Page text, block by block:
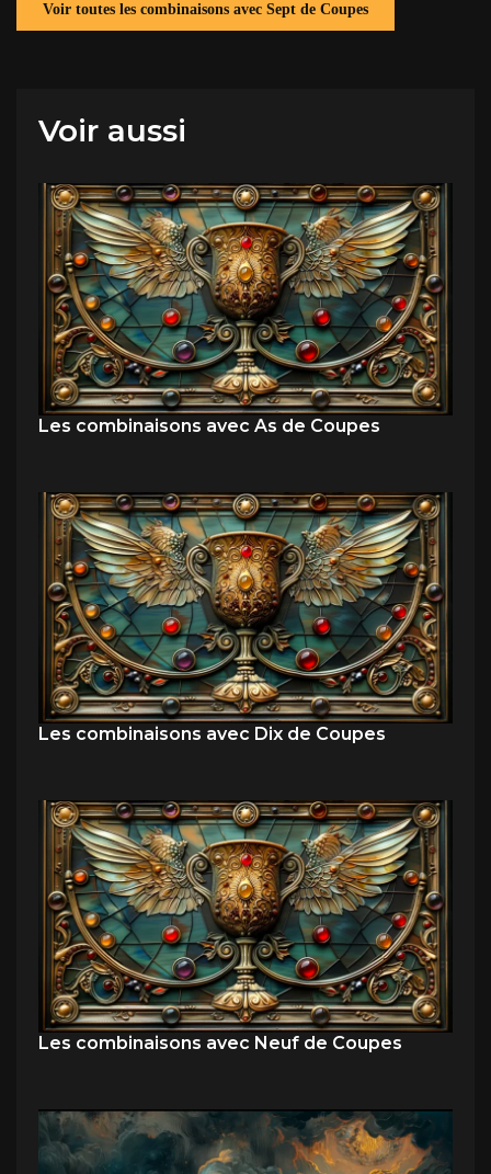
Voir toutes les combinaisons avec Sept de Coupes
Voir aussi
Les combinaisons avec As de Coupes
Les combinaisons avec Dix de Coupes
Les combinaisons avec Neuf de Coupes